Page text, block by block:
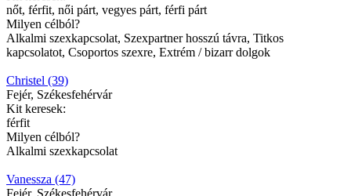
nőt, férfit, női párt, vegyes párt, férfi párt
Milyen célból?
Alkalmi szexkapcsolat, Szexpartner hosszú távra, Titkos
kapcsolatot, Csoportos szexre, Extrém / bizarr dolgok
Christel (39)
Fejér, Székesfehérvár
Kit keresek:
férfit
Milyen célból?
Alkalmi szexkapcsolat
Vanessza (47)
Fejér, Székesfehérvár